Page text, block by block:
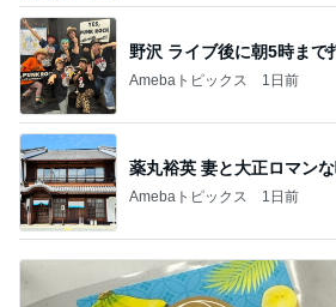
野沢 ライブ後に朝5時まで
Amebaトピックス 1日前
薬丸裕英 妻と大正ロマン
Amebaトピックス 1日前